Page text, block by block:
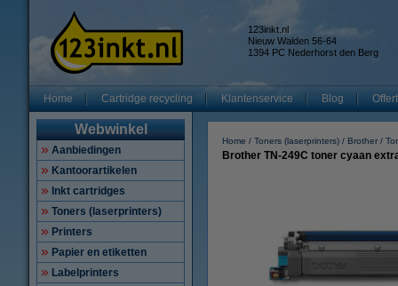
123inkt.nl
Nieuw Walden 56-64
1394 PC Nederhorst den Berg
Home Cartridge recycling Klantenservice Blog
Webwinkel
Aanbiedingen
Kantoorartikelen
Inkt cartridges
Toners (laserprinters)
Printers
Papier en etiketten
Labelprinters
Home Toners (laserprinters) Brother
Brother TN-249C toner cyaan